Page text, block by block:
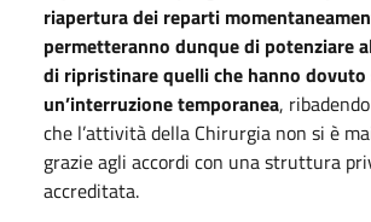
riapertura dei reparti
permetteranno dunque di potenziare
di ripristinare quelli che hanno
un’interruzione temporanea,
che l’attività della Chirurgia non si è
grazie agli accordi con una struttura
accreditata.